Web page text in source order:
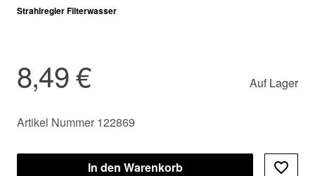
Strahlregler Filterwasser
8,49 € Auf Lager
Artikel Nummer 122869
In den Warenkorb